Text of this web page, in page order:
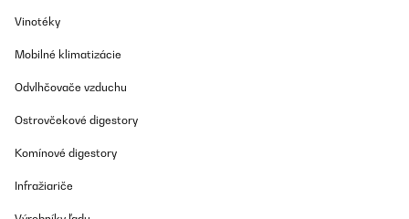
Vinotéky
Mobilné klimatizácie
Odvlhčovače vzduchu
Ostrovčekové digestory
Komínové digestory
Infražiariče